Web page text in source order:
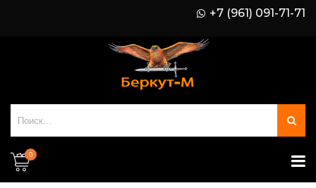
+7 (961) 091-71-71
0